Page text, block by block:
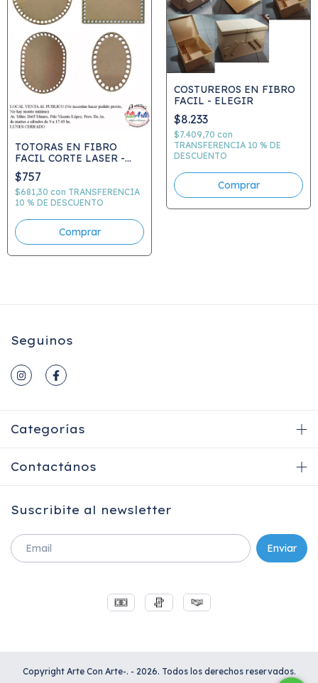
TOTORAS EN FIBRO
FACIL CORTE LASER -
ELEGIR
$757
$681,30 con TRANSFERENCIA
10 % DE DESCUENTO
Comprar
COSTUREROS EN FIBRO
FACIL - ELEGIR
$8.233
$7.409,70 con
TRANSFERENCIA 10 % DE
DESCUENTO
Comprar
Seguinos
Categorías
Contactános
Suscribite al newsletter
Copyright Arte Con Arte-. - 2026. Todos los derechos reservados.